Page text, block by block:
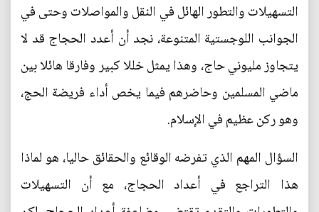
التسهيلات والتطور الهائل في النقل والمواصلات وحتى في
الجوانب اللوجستية المتنوعة، نجد أن أعدد الحجاج قد لا
يتجاوز مليوني حاج، وهذا يمثل خللا كبير وفارقا هائلا بين
ماضي المسلمين وحاضرهم فيما يخص أداء فريضة الحج،
وهو ركن عظيم في الإسلام.
السؤال المهم الذي تفرضه الوقائع والحقائق حاليا، هو لماذا
هذا التراجع في أعداد الحجاج، مع أن التسهيلات